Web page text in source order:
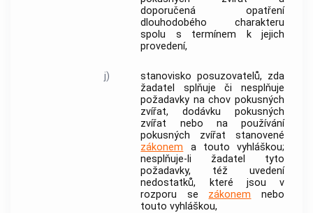
doporučená opatření
dlouhodobého charakteru
spolu s termínem k jejich
provedení,
j)
stanovisko posuzovatelů, zda
žadatel splňuje či nesplňuje
požadavky na chov pokusných
zvířat, dodávku pokusných
zvířat nebo na používání
pokusných zvířat stanovené
zákonem a touto vyhláškou;
nesplňuje-li žadatel tyto
požadavky, též uvedení
nedostatků, které jsou v
rozporu se zákonem nebo
touto vyhláškou,